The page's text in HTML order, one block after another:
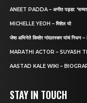
ANEET PADDA – अनीत पड्डा:
MICHELLE YEOH – मिशेल यो
जेष्ठ अभिनेते किशोर नांदलस्कर यांचं
MARATHI ACTOR – SUYASH
AASTAD KALE WIKI –
STAY IN TOUCH